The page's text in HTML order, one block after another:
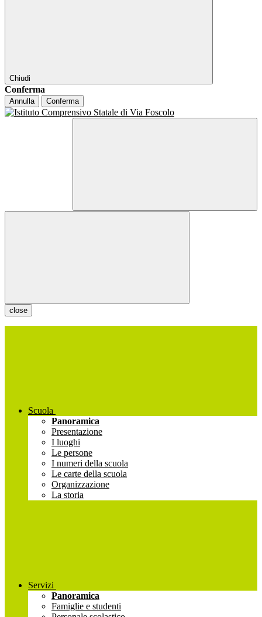
Chiudi
Conferma
Annulla Conferma
close
Scuola
Panoramica
Presentazione
I luoghi
Le persone
I numeri della scuola
Le carte della scuola
Organizzazione
La storia
Servizi
Panoramica
Famiglie e studenti